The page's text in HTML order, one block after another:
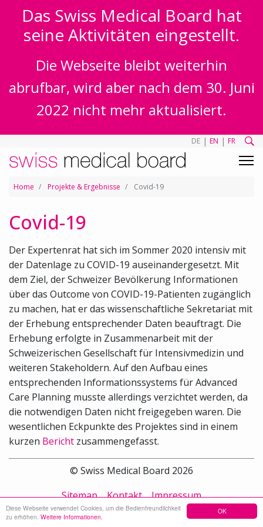
OK
Diese Webseite verwendet Cookies, um die Bedienfreundlichkeit
zu erhöhen. Weitere Informationen.
Das Swiss Medical Board hat
seine Aktivitäten eingestellt.
Die Webseite bleibt weiterhin
abrufbar, wird aber nach dem 30. Juni
2022 nicht mehr aktualisiert.
DE | EN | FR
Home Projekte & Ergebnisse Covid-19
Covid-19
Der Expertenrat hat sich im Sommer 2020 intensiv mit
der Datenlage zu COVID-19 auseinandergesetzt. Mit
dem Ziel, der Schweizer Bevölkerung Informationen
über das Outcome von COVID-19-Patienten zugänglich
zu machen, hat er das wissenschaftliche Sekretariat mit
der Erhebung entsprechender Daten beauftragt. Die
Erhebung erfolgte in Zusammenarbeit mit der
Schweizerischen Gesellschaft für Intensivmedizin und
weiteren Stakeholdern. Auf den Aufbau eines
entsprechenden Informationssystems für Advanced
Care Planning musste allerdings verzichtet werden, da
die notwendigen Daten nicht freigegeben waren. Die
wesentlichen Eckpunkte des Projektes sind in einem
kurzen Bericht zusammengefasst.
© Swiss Medical Board 2026
Sitemap
Kontakt Impressum